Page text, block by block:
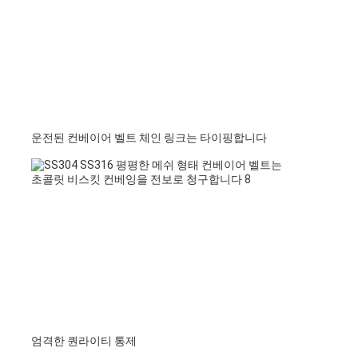
운전된 컨베이어 벨트 체인 링크는 타이핑합니다
엄격한 퀀라이티 통제